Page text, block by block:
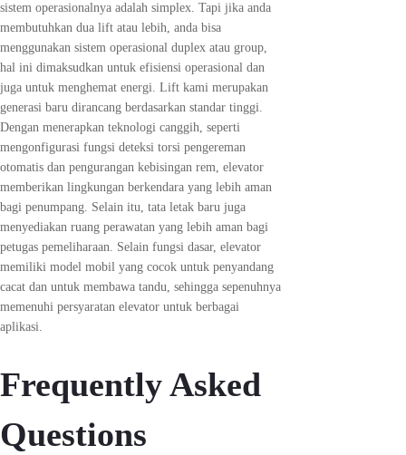
sistem operasionalnya adalah simplex. Tapi jika anda
membutuhkan dua lift atau lebih, anda bisa
menggunakan sistem operasional duplex atau group,
hal ini dimaksudkan untuk efisiensi operasional dan
juga untuk menghemat energi. Lift kami merupakan
generasi baru dirancang berdasarkan standar tinggi.
Dengan menerapkan teknologi canggih, seperti
mengonfigurasi fungsi deteksi torsi pengereman
otomatis dan pengurangan kebisingan rem, elevator
memberikan lingkungan berkendara yang lebih aman
bagi penumpang. Selain itu, tata letak baru juga
menyediakan ruang perawatan yang lebih aman bagi
petugas pemeliharaan. Selain fungsi dasar, elevator
memiliki model mobil yang cocok untuk penyandang
cacat dan untuk membawa tandu, sehingga sepenuhnya
memenuhi persyaratan elevator untuk berbagai
aplikasi.
Frequently Asked
Questions